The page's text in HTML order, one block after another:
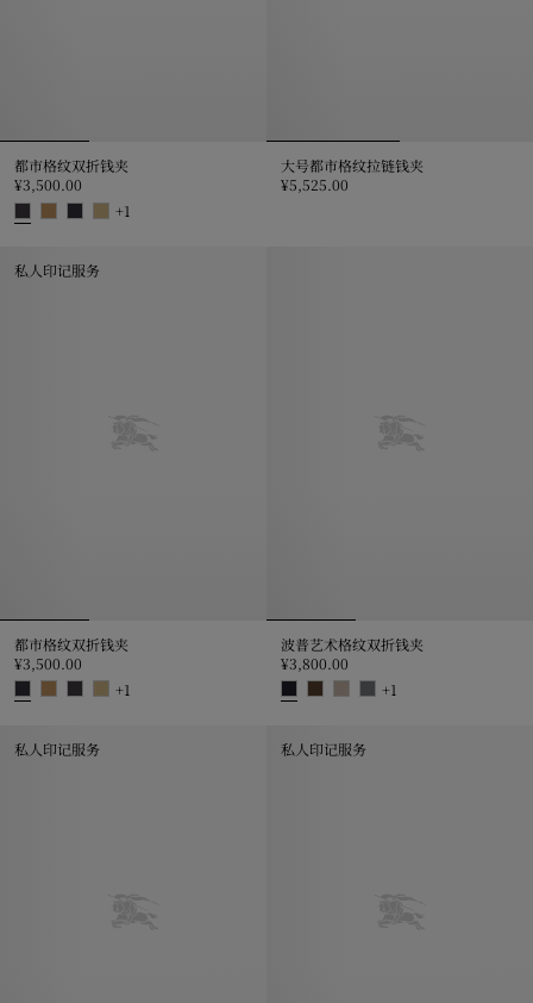
都市格纹双折钱夹
¥3,500.00
+1
大号都市格纹拉链钱夹
¥5,525.00
私人印记服务
都市格纹双折钱夹
¥3,500.00
+1
波普艺术格纹双折钱夹
¥3,800.00
+1
私人印记服务 私人印记服务